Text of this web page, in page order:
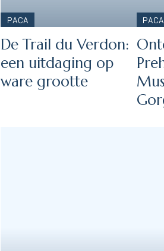
PACA
De Trail du Verdon:
een uitdaging op
ware grootte
PACA